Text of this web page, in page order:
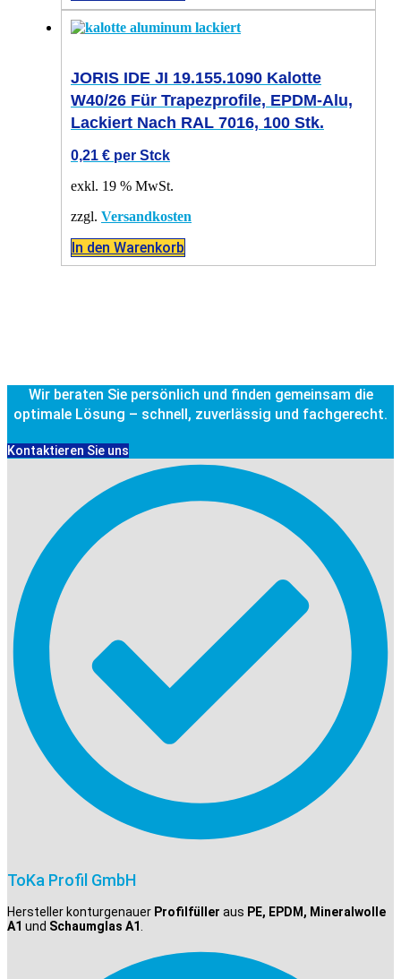
JORIS IDE JI 19.155.1090 Kalotte
W40/26 Für Trapezprofile, EPDM-Alu,
Lackiert Nach RAL 7016, 100 Stk.
0,21 € per Stck
exkl. 19 % MwSt.
zzgl. Versandkosten
In den Warenkorb
Wir beraten Sie persönlich und finden gemeinsam die
optimale Lösung – schnell, zuverlässig und fachgerecht.
Kontaktieren Sie uns
ToKa Profil GmbH
Hersteller konturgenauer Profilfüller aus PE, EPDM, Mineralwolle
A1 und Schaumglas A1.